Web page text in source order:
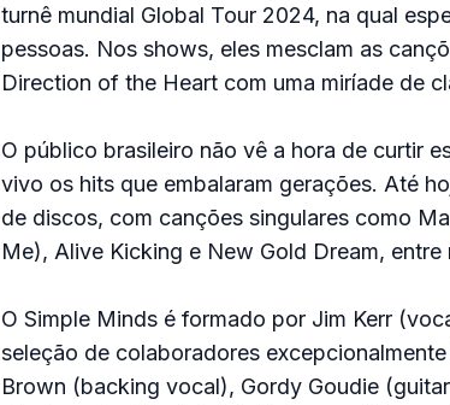
turnê mundial Global Tour 2024, na qual
pessoas. Nos shows, eles mesclam as
Direction of the Heart com uma miríade de
O público brasileiro não vê a hora de curtir
vivo os hits que embalaram gerações. Até
de discos, com canções singulares como
Me), Alive Kicking e New Gold Dream, entre
O Simple Minds é formado por Jim Kerr
seleção de colaboradores
Brown (backing vocal), Gordy Goudie